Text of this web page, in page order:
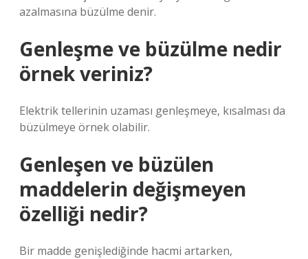
azalmasına büzülme denir.
Genleşme ve büzülme nedir
örnek veriniz?
Elektrik tellerinin uzaması genleşmeye, kısalması da
büzülmeye örnek olabilir.
Genleşen ve büzülen
maddelerin değişmeyen
özelliği nedir?
Bir madde genişlediğinde hacmi artarken,